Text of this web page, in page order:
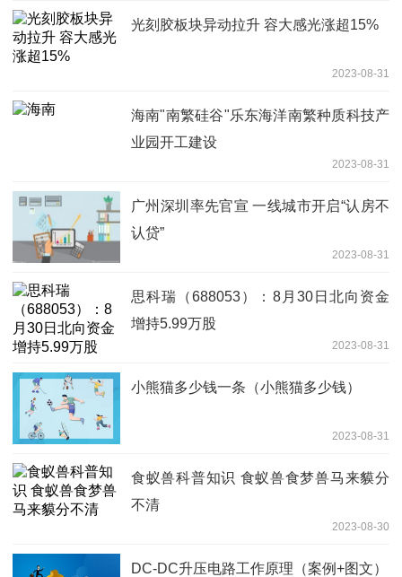
光刻胶板块异动拉升 容大感光涨超15%
2023-08-31
海南"南繁硅谷"乐东海洋南繁种质科技产
业园开工建设
2023-08-31
广州深圳率先官宣 一线城市开启“认房不
认贷”
2023-08-31
思科瑞（688053）：8月30日北向资金
增持5.99万股
2023-08-31
小熊猫多少钱一条（小熊猫多少钱）
2023-08-31
食蚁兽科普知识 食蚁兽食梦兽马来貘分
不清
2023-08-30
DC-DC升压电路工作原理（案例+图文）